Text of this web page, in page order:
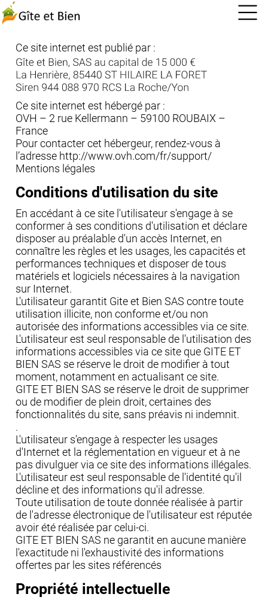
Ce site internet est publié par :
Ce site internet est hébergé par :
OVH – 2 rue Kellermann – 59100 ROUBAIX –
France
Pour contacter cet hébergeur, rendez-vous à
l’adresse http://www.ovh.com/fr/support/
Mentions légales
Conditions d'utilisation du site
En accédant à ce site l'utilisateur s'engage à se
conformer à ses conditions d'utilisation et déclare
disposer au préalable d'un accès Internet, en
connaître les règles et les usages, les capacités et
performances techniques et disposer de tous
matériels et logiciels nécessaires à la navigation
sur Internet.
L'utilisateur garantit Gite et Bien SAS contre toute
utilisation illicite, non conforme et/ou non
autorisée des informations accessibles via ce site.
L'utilisateur est seul responsable de l'utilisation des
informations accessibles via ce site que GITE ET
BIEN SAS se réserve le droit de modifier à tout
moment, notamment en actualisant ce site.
GITE ET BIEN SAS se réserve le droit de supprimer
ou de modifier de plein droit, certaines des
fonctionnalités du site, sans préavis ni indemnit.
.
L'utilisateur s'engage à respecter les usages
d'Internet et la réglementation en vigueur et à ne
pas divulguer via ce site des informations illégales.
L'utilisateur est seul responsable de l'identité qu'il
décline et des informations qu'il adresse.
Toute utilisation de toute donnée réalisée à partir
de l'adresse électronique de l'utilisateur est réputée
avoir été réalisée par celui-ci.
GITE ET BIEN SAS ne garantit en aucune manière
l'exactitude ni l'exhaustivité des informations
offertes par les sites référencés
Propriété intellectuelle